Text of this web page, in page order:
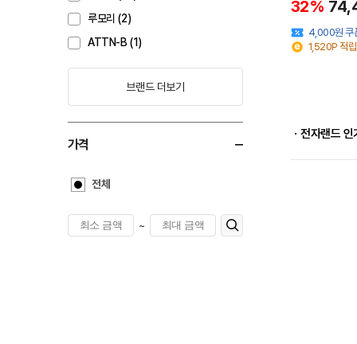
루모리 (2)
ATTN-B (1)
브랜드 더보기
가격
전체
~
32%
4,000원 쿠
1,520P 적립
ㆍ전자랜드 인